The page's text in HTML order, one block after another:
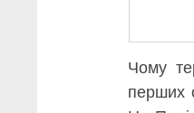
Чому
перших